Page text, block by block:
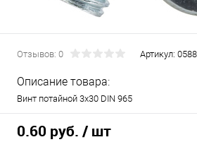
Отзывов: 0 Артикул:
Описание товара:
Винт потайной 3х30 DIN 965
0.60 руб. / шт